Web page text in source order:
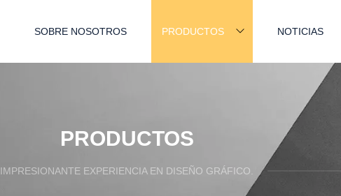
SOBRE NOSOTROS PRODUCTOS NOTICIAS
PRODUCTOS
IMPRESIONANTE EXPERIENCIA EN DISEÑO GRÁFICO.